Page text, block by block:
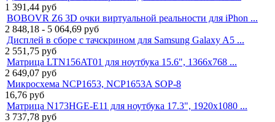
1 391,44 руб
BOBOVR Z6 3D очки виртуальной реальности для iPhon ...
2 848,18 - 5 064,69 руб
Дисплей в сборе с тачскрином для Samsung Galaxy A5 ...
2 551,75 руб
Матрица LTN156AT01 для ноутбука 15.6", 1366x768 ...
2 649,07 руб
Микросхема NCP1653, NCP1653A SOP-8
16,76 руб
Матрица N173HGE-E11 для ноутбука 17.3", 1920x1080 ...
3 737,78 руб